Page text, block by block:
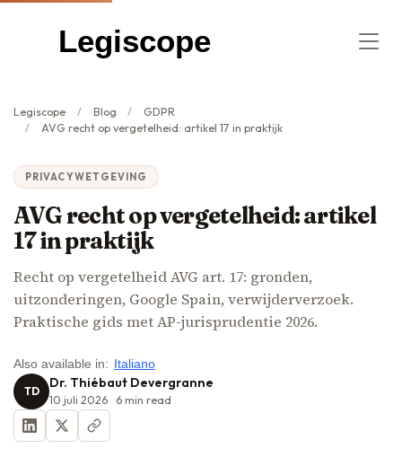
Legiscope
Legiscope Blog
GDPR
AVG recht op vergetelheid: artikel 17 in praktijk
PRIVACYWETGEVING
AVG recht op vergetelheid: artikel
17 in praktijk
Recht op vergetelheid AVG art. 17: gronden,
uitzonderingen, Google Spain, verwijderverzoek.
Praktische gids met AP-jurisprudentie 2026.
Also available in: Italiano
TD Dr. Thiébaut Devergranne
10 juli 2026 6 min read